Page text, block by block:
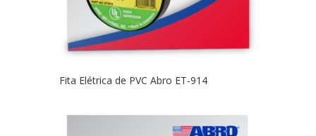
Fita Elétrica de PVC Abro ET-914